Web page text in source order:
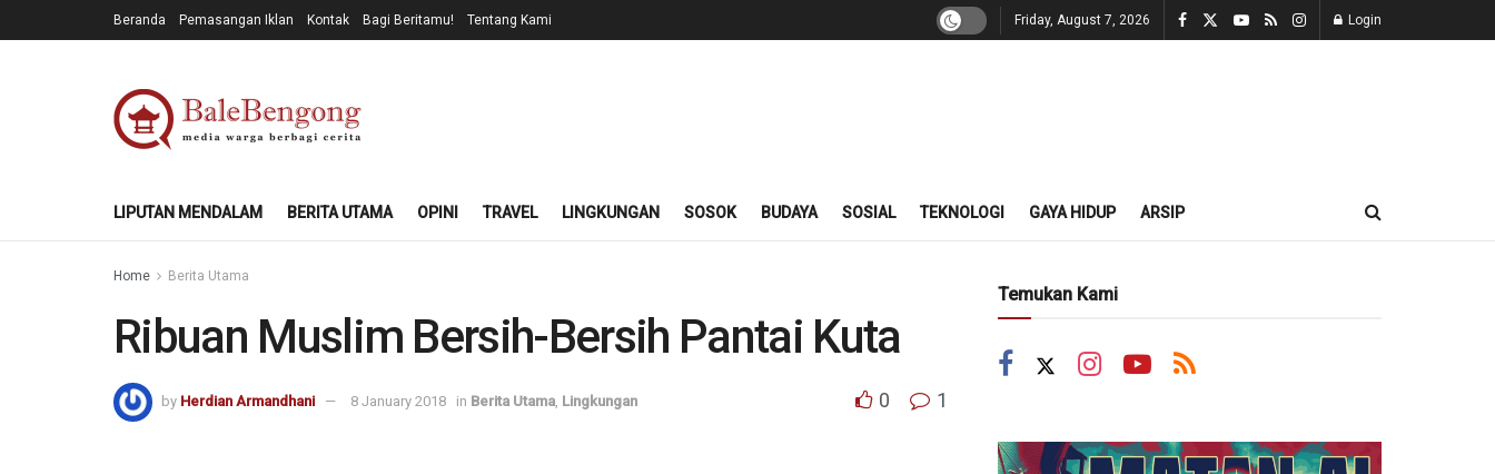
Beranda Pemasangan Iklan Kontak Bagi Beritamu! Tentang Kami Friday, August 7, 2026 Login
LIPUTAN MENDALAM BERITA UTAMA OPINI TRAVEL LINGKUNGAN SOSOK BUDAYA SOSIAL TEKNOLOGI GAYA HIDUP ARSIP
Home Berita Utama
Ribuan Muslim Bersih-Bersih Pantai Kuta
by Herdian Armandhani 8 January 2018 in Berita Utama Lingkungan 0 1
Temukan Kami